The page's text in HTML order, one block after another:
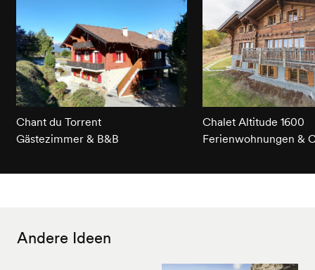
Chant du Torrent
Gästezimmer & B&B
Chalet Altitude 1600
Ferienwohnungen &
Andere Ideen